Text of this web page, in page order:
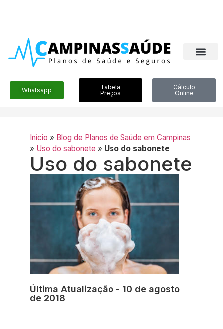
Whatsapp
Tabela
Preços
Cálculo
Online
Início » Blog de Planos de Saúde em Campinas
» Uso do sabonete » Uso do sabonete
Uso do sabonete
Última Atualização - 10 de agosto
de 2018